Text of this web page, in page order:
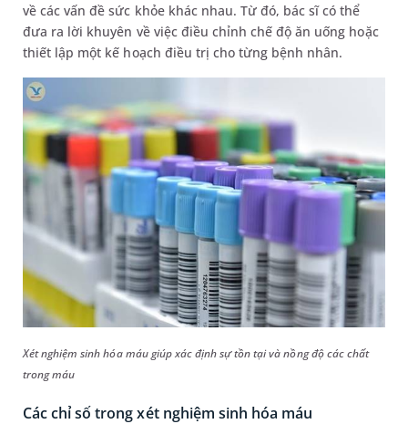
về các vấn đề sức khỏe khác nhau. Từ đó, bác sĩ có thể
đưa ra lời khuyên về việc điều chỉnh chế độ ăn uống hoặc
thiết lập một kế hoạch điều trị cho từng bệnh nhân.
Xét nghiệm sinh hóa máu giúp xác định sự tồn tại và nồng độ các chất
trong máu
Các chỉ số trong xét nghiệm sinh hóa máu